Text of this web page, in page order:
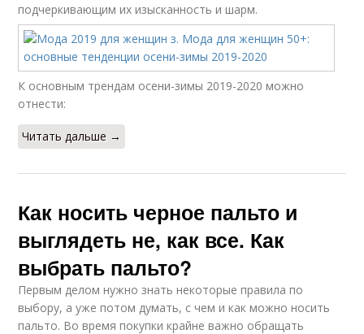
подчеркивающим их изысканность и шарм.
К основным трендам осени-зимы 2019-2020 можно
отнести:
Читать дальше →
Как носить черное пальто и
выглядеть не, как все. Как
выбрать пальто?
Первым делом нужно знать некоторые правила по
выбору, а уже потом думать, с чем и как можно носить
пальто. Во время покупки крайне важно обращать